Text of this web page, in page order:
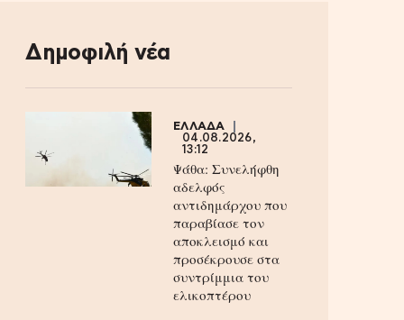
Δημοφιλή νέα
ΕΛΛΑΔΑ
04.08.2026,
13:12
Ψάθα: Συνελήφθη
αδελφός
αντιδημάρχου που
παραβίασε τον
αποκλεισμό και
προσέκρουσε στα
συντρίμμια του
ελικοπτέρου